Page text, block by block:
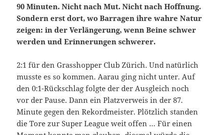
90 Minuten. Nicht nach Mut. Nicht nach Hoffnung.
Sondern erst dort, wo Barragen ihre wahre Natur
zeigen: in der Verlängerung, wenn Beine schwer
werden und Erinnerungen schwerer.
2:1 für den Grasshopper Club Zürich. Und natürlich
musste es so kommen. Aarau ging nicht unter. Auf
den 0:1-Rückschlag folgte der der Ausgleich noch
vor der Pause. Dann ein Platzverweis in der 87.
Minute gegen den Rekordmeister. Plötzlich standen
die Tore zur Super League weit offen … Für einen